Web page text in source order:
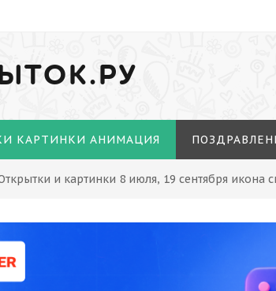
КАРТИНКИ АНИМАЦИЯ
и картинки 8 июля, 19 сентября